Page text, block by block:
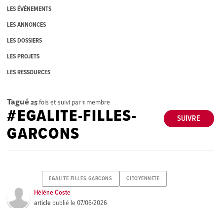
LES ÉVÉNEMENTS
LES ANNONCES
LES DOSSIERS
LES PROJETS
LES RESSOURCES
Tagué 25fois et suivi par1 membre
SUIVRE
#EGALITE-FILLES-
GARCONS
EGALITE-FILLES-GARCONS CITOYENNETE
Hélène Coste
article publié le07/06/2026